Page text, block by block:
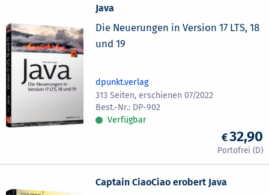
Java
Die Neuerungen in Version 17 LTS, 18
und 19
dpunkt.verlag
313 Seiten, erschienen 07/2022
DP-902
Verfügbar
32,90
Captain CiaoCiao erobert Java